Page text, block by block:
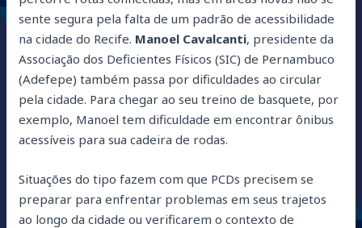
sente segura pela falta de um padrão de acessibilidade
na cidade do Recife. Manoel Cavalcanti, presidente da
Associação dos Deficientes Físicos (SIC) de Pernambuco
(Adefepe) também passa por dificuldades ao circular
pela cidade. Para chegar ao seu treino de basquete, por
exemplo, Manoel tem dificuldade em encontrar ônibus
acessíveis para sua cadeira de rodas.
Situações do tipo fazem com que PCDs precisem se
preparar para enfrentar problemas em seus trajetos
ao longo da cidade ou verificarem o contexto de